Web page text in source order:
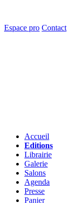
Espace pro Contact
Accueil
Editions
Librairie
Galerie
Salons
Agenda
Presse
Panier